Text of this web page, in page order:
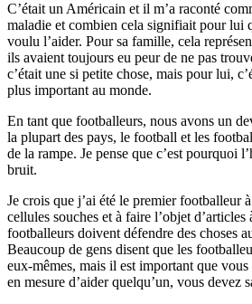
C’était un Américain et il m’a raconté
maladie et combien cela signifiait pour lui
voulu l’aider. Pour sa famille, cela
ils avaient toujours eu peur de ne pas
c’était une si petite chose, mais pour lui,
plus important au monde.
En tant que footballeurs, nous avons un
la plupart des pays, le football et les
de la rampe. Je pense que c’est pourquoi
bruit.
Je crois que j’ai été le premier footballeur
cellules souches et à faire l’objet d’articles
footballeurs doivent défendre des choses
Beaucoup de gens disent que les
eux-mêmes, mais il est important que vous
en mesure d’aider quelqu’un, vous devez